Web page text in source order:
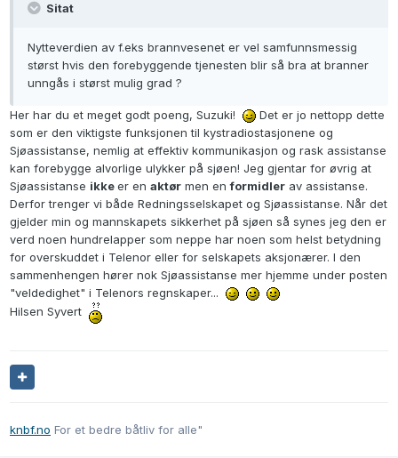
Sitat
Nytteverdien av f.eks brannvesenet er vel samfunnsmessig
størst hvis den forebyggende tjenesten blir så bra at branner
unngås i størst mulig grad ?
Her har du et meget godt poeng, Suzuki!
Det er jo nettopp dette
som er den viktigste funksjonen til kystradiostasjonene og
Sjøassistanse, nemlig at effektiv kommunikasjon og rask assistanse
kan forebygge alvorlige ulykker på sjøen! Jeg gjentar for øvrig at
Sjøassistanse ikkeer en aktør men enformidler av assistanse.
Derfor trenger vi både Redningsselskapet og Sjøassistanse. Når det
gjelder min og mannskapets sikkerhet på sjøen så synes jeg den er
verd noen hundrelapper som neppe har noen som helst betydning
for overskuddet i Telenor eller for selskapets aksjonærer. I den
sammenhengen hører nok Sjøassistanse mer hjemme under posten
"veldedighet" i Telenors regnskaper...
Hilsen Syvert
knbf.no For et bedre båtliv for alle"